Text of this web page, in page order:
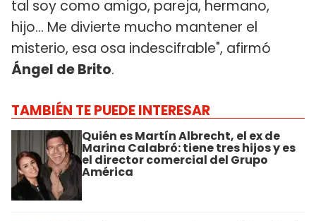
tal soy como amigo, pareja, hermano,
hijo... Me divierte mucho mantener el
misterio, esa osa indescifrable", afirmó
Ángel de Brito.
TAMBIÉN TE PUEDE INTERESAR
Quién es Martín Albrecht, el ex de
Marina Calabró: tiene tres hijos y es
el director comercial del Grupo
América